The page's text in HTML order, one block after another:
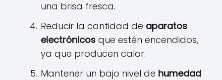
una brisa fresca.
Reducir la cantidad de aparatos
electrónicos que estén encendidos,
ya que producen calor.
Mantener un bajo nivel de humedad